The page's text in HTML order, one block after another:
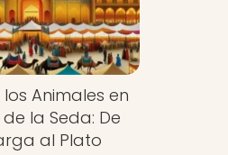
los Animales en
la Seda: De
al Plato